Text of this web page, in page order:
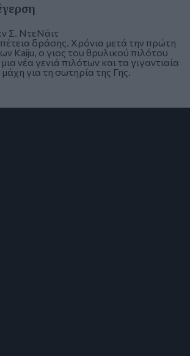
Σ. ΝτεΝάιτ
δράσης. Χρόνια μετά την πρώτη
Kaiju, ο γιος του θρυλικού πιλότου
νέα γενιά πιλότων και τα γιγαντιαία
για τη σωτηρία της Γης.